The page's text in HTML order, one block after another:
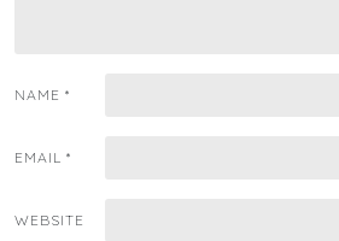
NAME *
EMAIL *
WEBSITE